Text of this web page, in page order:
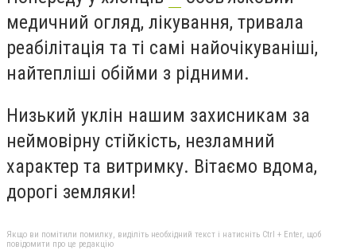
медичний огляд, лікування, тривала
реабілітація та ті самі найочікуваніші,
найтепліші обійми з рідними.
Низький уклін нашим захисникам за
неймовірну стійкість, незламний
характер та витримку. Вітаємо вдома,
дорогі земляки!
Якщо ви помітили помилку, виділіть необхідний текст і натисніть Ctrl + Enter, щоб
повідомити про це редакцію